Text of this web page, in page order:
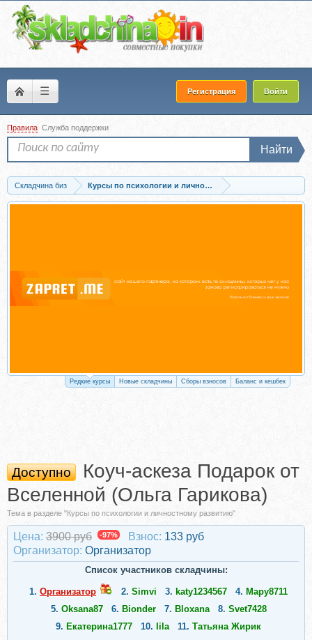
☰ Регистрация Войти
Правила Служба поддержки
Найти
Складчина биз
Курсы по психологии и личностному развитию
Скачать Коуч-аскеза Подарок от Вселенной (Ольга Гарикова)
Редкие курсы Новые складчины Сборы взносов Баланс и кешбек
Доступно
Коуч-аскеза Подарок от
Вселенной (Ольга Гарикова)
Тема в разделе "Курсы по психологии и личностному развитию"
Цена: 3900 руб -97% Взнос: 133 руб
Организатор: Организатор
Список участников складчины:
1. Организатор 2. Simvi 3. katy1234567 4. Мару8711
5. Oksana87 6. Bionder 7. Bloxana 8. Svet7428
9. Екатерина1777 10. Iila 11. Татьяна Жирик